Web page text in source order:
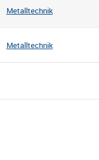
Metalltechnik
Metalltechnik